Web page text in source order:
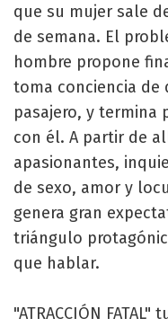
que su mujer sale
de semana. El
hombre propone
toma conciencia de
pasajero, y termina
con él. A partir de
apasionantes,
de sexo, amor y
genera gran
triángulo
que hablar.
"ATRACCIÓN